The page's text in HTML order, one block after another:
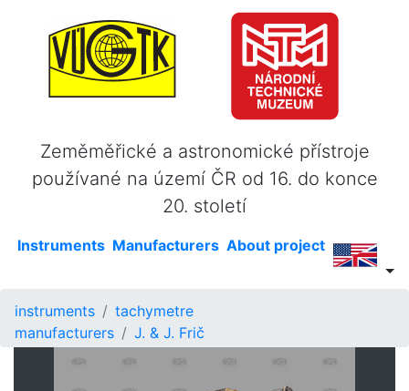
Zeměměřické a astronomické přístroje
používané na území ČR od 16. do konce
20. století
Instruments Manufacturers About project
instruments
tachymetre
manufacturers
J. & J. Frič